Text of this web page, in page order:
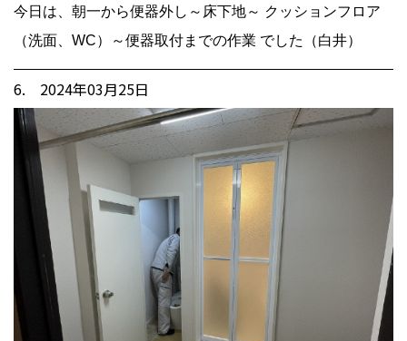
今日は、朝一から便器外し～床下地～ クッションフロア
（洗面、WC）～便器取付までの作業 でした（白井）
6. 2024年03月25日